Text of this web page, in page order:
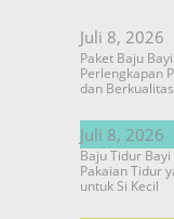
Juli 8, 2026
Paket Baju
Perlengkapan
dan Berkualitas
Juli 8, 2026
Baju Tidur
Pakaian Tidur
untuk Si Kecil